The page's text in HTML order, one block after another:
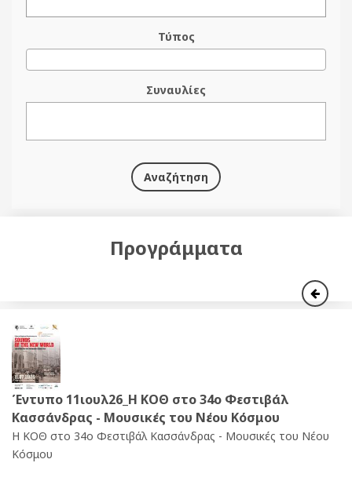
Τύπος
Συναυλίες
Αναζήτηση
Προγράμματα
Έντυπο 11ιουλ26_Η ΚΟΘ στο 34o Φεστιβάλ
Κασσάνδρας - Μουσικές του Νέου Κόσμου
Η ΚΟΘ στο 34o Φεστιβάλ Κασσάνδρας - Μουσικές του Νέου
Κόσμου